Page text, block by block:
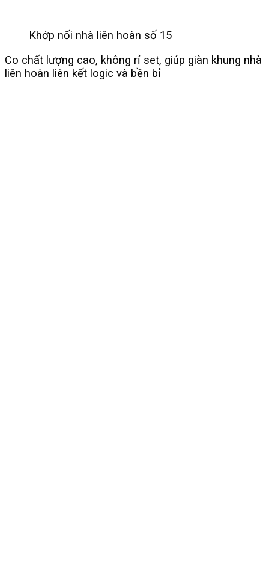
Khớp nối nhà liên hoàn số 15
Co chất lượng cao, không rỉ set, giúp giàn khung nhà
liên hoàn liên kết logic và bền bỉ